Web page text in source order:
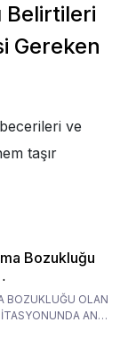
Belirtileri
Gereken
ve
taşır
Bozukluğu
Ana
BOZUKLUĞU OLAN
ANA